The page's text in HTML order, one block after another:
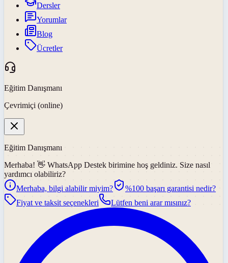
Dersler
Yorumlar
Blog
Ücretler
Eğitim Danışmanı
Çevrimiçi (online)
Eğitim Danışmanı
Merhaba! 👋 WhatsApp Destek birimine hoş geldiniz. Size nasıl
yardımcı olabiliriz?
Merhaba, bilgi alabilir miyim?
%100 başarı garantisi nedir?
Fiyat ve taksit seçenekleri
Lütfen beni arar mısınız?